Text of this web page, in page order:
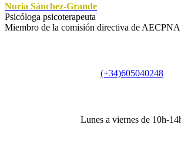
Nuria Sánchez-Grande
Psicóloga psicoterapeuta
Miembro de la comisión directiva de AECPNA
(+34)605040248
Lunes a viernes de 10h-